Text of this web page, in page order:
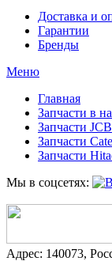
Доставка и
Гарантии
Бренды
Меню
Главная
Запчасти в
Запчасти JCB
Запчасти
Запчасти
Мы в соцсетях:
Адрес: 140073,